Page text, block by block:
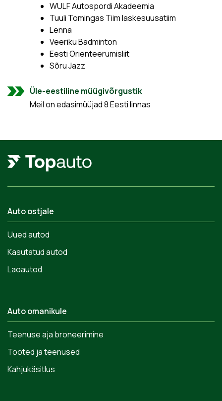
WULF Autospordi Akadeemia
Tuuli Tomingas Tiim laskesuusatiim
Lenna
Veeriku Badminton
Eesti Orienteerumisliit
Sõru Jazz
Üle-eestiline müügivõrgustik
Meil on edasimüüjad 8 Eesti linnas
Auto ostjale
Uued autod
Kasutatud autod
Laoautod
Auto omanikule
Teenuse aja broneerimine
Tooted ja teenused
Kahjukäsitlus